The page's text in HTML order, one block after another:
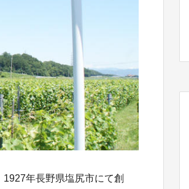
年長野県塩尻市にて創